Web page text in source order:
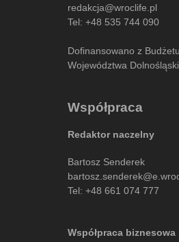
redakcja@wroclife.pl
Tel: +48 535 744 090
Dofinansowano z Budżetu
Województwa
Współpraca
Redaktor naczelny
Bartosz Senderek
Tel: +48 661 074 777
Współpraca biznesowa